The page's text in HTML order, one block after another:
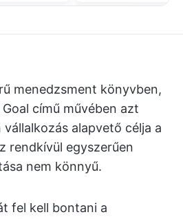
menedzsment könyvben,
című művében azt
alapvető célja a
rendkívül egyszerűen
nem könnyű.
fel kell bontani a